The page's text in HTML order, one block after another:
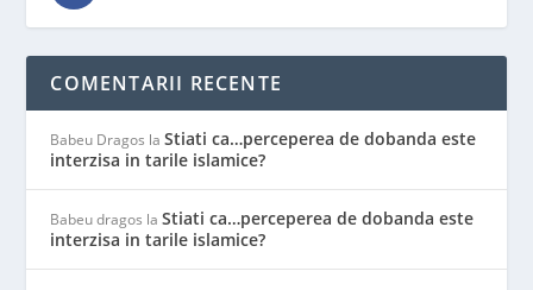
COMENTARII RECENTE
Babeu Dragos laStiati ca…perceperea de dobanda este
interzisa in tarile islamice?
Babeu dragos laStiati ca…perceperea de dobanda este
interzisa in tarile islamice?